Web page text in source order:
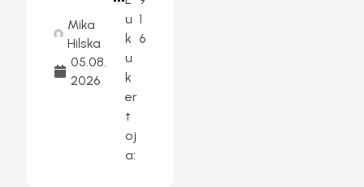
Mika
Hilska
05.08.
2026
u
k
u
k
er
t
oj
a:
1
6